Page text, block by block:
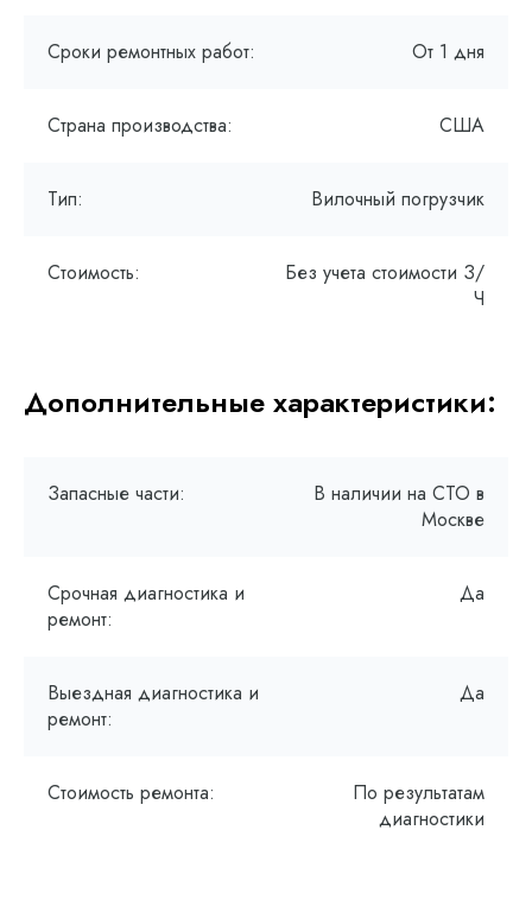
Сроки ремонтных работ: От 1 дня
Страна производства: США
Тип: Вилочный погрузчик
Стоимость:
Без учета стоимости З/
Ч
Дополнительные характеристики:
Запасные части:
В наличии на СТО в
Москве
Срочная диагностика и
ремонт:
Да
Выездная диагностика и
ремонт:
Да
Стоимость ремонта:
По результатам
диагностики